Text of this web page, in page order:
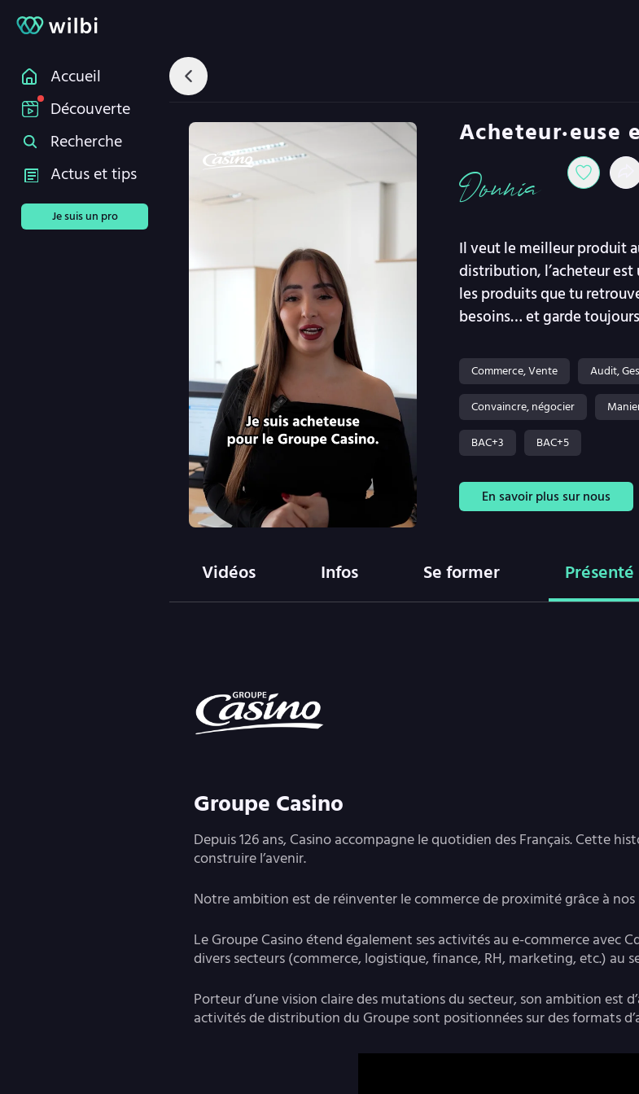
Accueil
Découverte
Recherche
Actus et tips
Je suis un pro
Dounia
Commerce, Vente
Audit,
Convaincre, négocier
BAC+3
BAC+5
En savoir plus sur nous
Il veut le meilleur produit
distribution, l’acheteur
les produits que tu
besoins… et garde
Vidéos Infos Se former Présenté
Groupe Casino
Depuis 126 ans, Casino accompagne le quotidien des Français. Cette
construire l’avenir.
Notre ambition est de réinventer le commerce de proximité grâce à
Le Groupe Casino étend également ses activités au e-commerce avec
divers secteurs (commerce, logistique, finance, RH, marketing, etc.)
Porteur d’une vision claire des mutations du secteur, son ambition est
activités de distribution du Groupe sont positionnées sur des formats